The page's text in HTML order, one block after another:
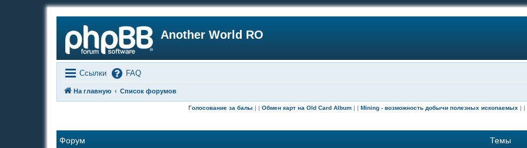
Another World RO
Ссылки FAQ
На главную Список форумов
Голосование за балы| | Обмен карт на Old Card Album| | Mining - возможность добычи полезных ископаемых| |
Форум Темы